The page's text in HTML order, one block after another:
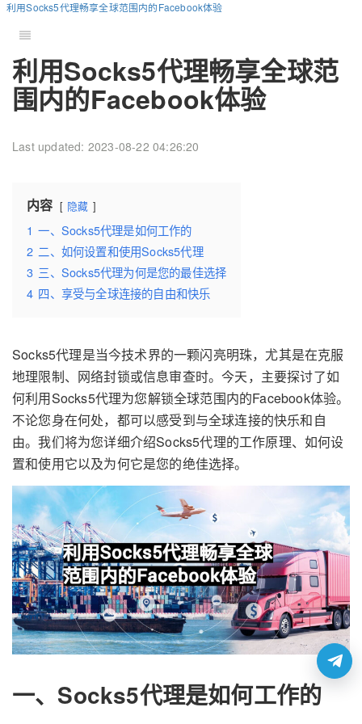
利用Socks5代理畅享全球范围内的Facebook体验
利用Socks5代理畅享全球范
围内的Facebook体验
Last updated: 2023-08-22 04:26:20
内容 隐藏
1 一、Socks5代理是如何工作的
2 二、如何设置和使用Socks5代理
3 三、Socks5代理为何是您的最佳选择
4 四、享受与全球连接的自由和快乐
Socks5代理是当今技术界的一颗闪亮明珠，尤其是在克服
地理限制、网络封锁或信息审查时。今天，主要探讨了如
何利用Socks5代理为您解锁全球范围内的Facebook体验。
不论您身在何处，都可以感受到与全球连接的快乐和自
由。我们将为您详细介绍Socks5代理的工作原理、如何设
置和使用它以及为何它是您的绝佳选择。
一、Socks5代理是如何工作的